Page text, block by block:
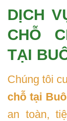
DỊCH
CHỖ
TẠI
Chúng tôi
chỗ tại
an toàn,